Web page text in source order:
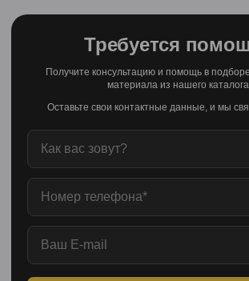
Требуется
Получите консультацию и помощь в
материала из нашего
Оставьте свои контактные данные, и мы